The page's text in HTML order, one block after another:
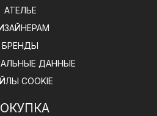
АТЕЛЬЕ
БРЕНДЫ
ДАННЫЕ
COOKIE